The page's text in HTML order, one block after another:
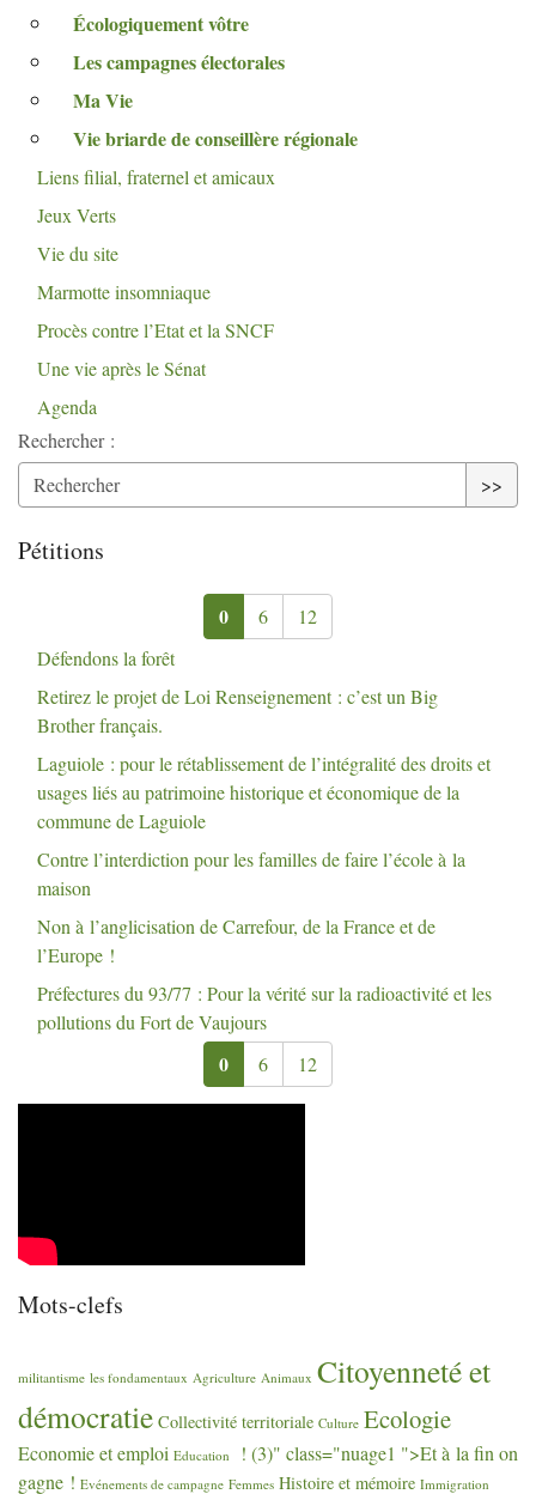
Écologiquement vôtre
Les campagnes électorales
Ma Vie
Vie briarde de conseillère régionale
Liens filial, fraternel et amicaux
Jeux Verts
Vie du site
Marmotte insomniaque
Procès contre l’Etat et la SNCF
Une vie après le Sénat
Agenda
Rechercher :
>>
Pétitions
0 6
12
Défendons la forêt
Retirez le projet de Loi Renseignement : c’est un Big
Brother français.
Laguiole : pour le rétablissement de l’intégralité des droits et
usages liés au patrimoine historique et économique de la
commune de Laguiole
Contre l’interdiction pour les familles de faire l’école à la
maison
Non à l’anglicisation de Carrefour, de la France et de
l’Europe !
Préfectures du 93/77 : Pour la vérité sur la radioactivité et les
pollutions du Fort de Vaujours
0 6 12
Mots-clefs
militantisme les fondamentaux Agriculture Animaux Citoyenneté et
démocratie Collectivité territoriale Culture Ecologie
Economie et emploi Education
! (3)" class="nuage1 ">Et à la fin on
gagne ! Evénements de campagne Femmes Histoire et mémoire Immigration